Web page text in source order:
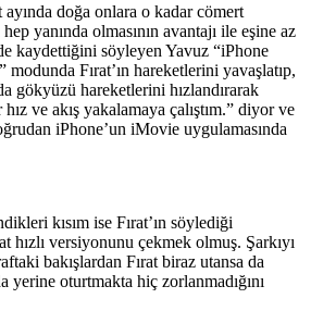
doğa onlara o kadar cömert
yanında olmasının avantajı ile eşine az
kaydettiğini söyleyen Yavuz “iPhone
modunda Fırat’ın hareketlerini yavaşlatıp,
gökyüzü hareketlerini hızlandırarak
ve akış yakalamaya çalıştım.” diyor ve
iPhone’un iMovie uygulamasında
kısım ise Fırat’ın söylediği
hızlı versiyonunu çekmek olmuş. Şarkıyı
bakışlardan Fırat biraz utansa da
yerine oturtmakta hiç zorlanmadığını